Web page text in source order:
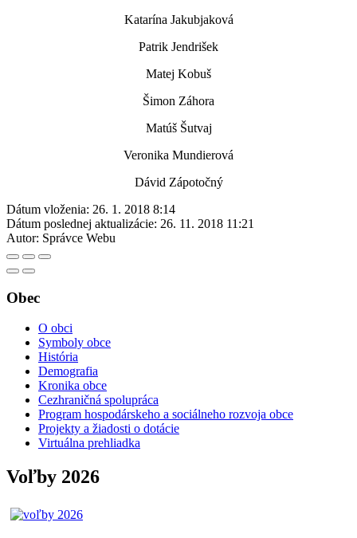
Katarína Jakubjaková
Patrik Jendrišek
Matej Kobuš
Šimon Záhora
Matúš Šutvaj
Veronika Mundierová
Dávid Zápotočný
Dátum vloženia: 26. 1. 2018 8:14
Dátum poslednej aktualizácie: 26. 11. 2018 11:21
Autor: Správce Webu
Obec
O obci
Symboly obce
História
Demografia
Kronika obce
Cezhraničná spolupráca
Program hospodárskeho a sociálneho rozvoja obce
Projekty a žiadosti o dotácie
Virtuálna prehliadka
Voľby 2026